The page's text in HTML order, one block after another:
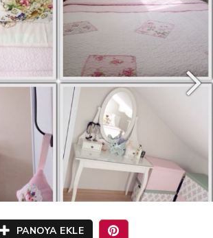
PANOYA EKLE